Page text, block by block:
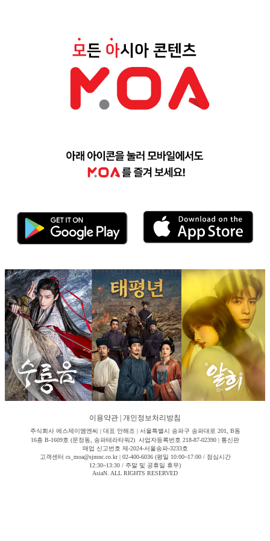
이용약관 개인정보처리방침
주식회사 에스제이엠엔씨 | 대표 안해조 | 서울특별시 송파구 송파대로 201, B동
16층 B-1609호 (문정동, 송파테라타워2) 사업자등록번호 218-87-02390 | 통신판
매업 신고번호 제-2024-서울송파-3233호
고객센터 cs_moa@sjmnc.co.kr | 02-400-6036 (평일 10:00~17:00 / 점심시간
12:30~13:30 / 주말 및 공휴일 휴무)
AsiaN. ALL RIGHTS RESERVED